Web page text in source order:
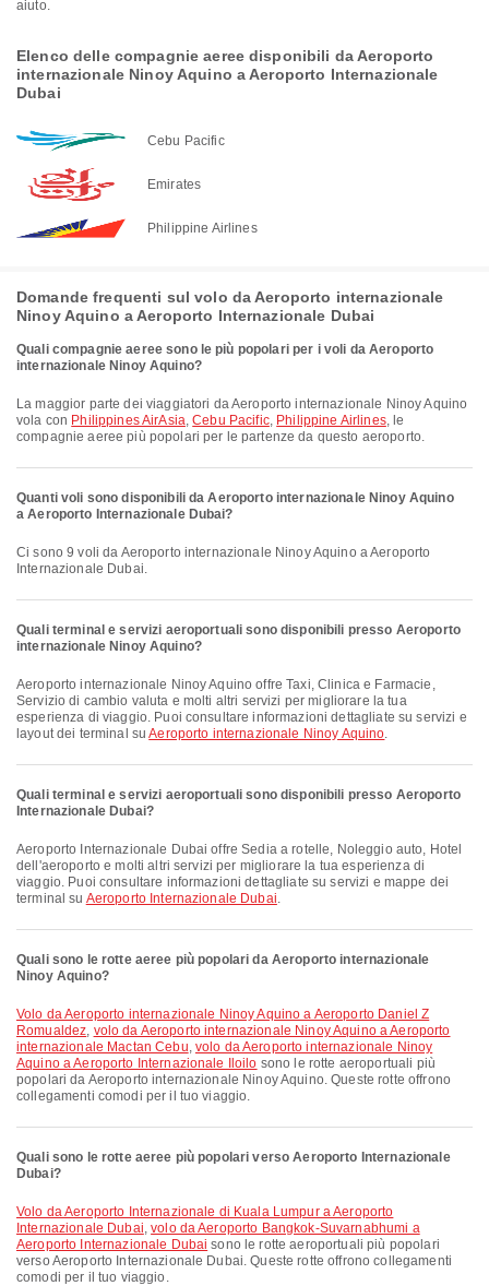
aiuto.
Elenco delle compagnie aeree disponibili da Aeroporto
internazionale Ninoy Aquino a Aeroporto Internazionale
Dubai
Cebu Pacific
Emirates
Philippine Airlines
Domande frequenti sul volo da Aeroporto internazionale
Ninoy Aquino a Aeroporto Internazionale Dubai
Quali compagnie aeree sono le più popolari per i voli da Aeroporto
internazionale Ninoy Aquino?
La maggior parte dei viaggiatori da Aeroporto internazionale Ninoy Aquino
vola con Philippines AirAsia,Cebu Pacific, Philippine Airlines, le
compagnie aeree più popolari per le partenze da questo aeroporto.
Quanti voli sono disponibili da Aeroporto internazionale Ninoy Aquino
a Aeroporto Internazionale Dubai?
Ci sono 9 voli da Aeroporto internazionale Ninoy Aquino a Aeroporto
Internazionale Dubai.
Quali terminal e servizi aeroportuali sono disponibili presso Aeroporto
internazionale Ninoy Aquino?
Aeroporto internazionale Ninoy Aquino offre Taxi, Clinica e Farmacie,
Servizio di cambio valuta e molti altri servizi per migliorare la tua
esperienza di viaggio. Puoi consultare informazioni dettagliate su servizi e
layout dei terminal suAeroporto internazionale Ninoy Aquino.
Quali terminal e servizi aeroportuali sono disponibili presso Aeroporto
Internazionale Dubai?
Aeroporto Internazionale Dubai offre Sedia a rotelle, Noleggio auto, Hotel
dell'aeroporto e molti altri servizi per migliorare la tua esperienza di
viaggio. Puoi consultare informazioni dettagliate su servizi e mappe dei
terminal su Aeroporto Internazionale Dubai.
Quali sono le rotte aeree più popolari da Aeroporto internazionale
Ninoy Aquino?
volo da Aeroporto internazionale Ninoy Aquino a Aeroporto Daniel Z
Romualdez, volo da Aeroporto internazionale Ninoy Aquino a Aeroporto
internazionale Mactan Cebu, volo da Aeroporto internazionale Ninoy
Aquino a Aeroporto Internazionale Iloilo sono le rotte aeroportuali più
popolari da Aeroporto internazionale Ninoy Aquino. Queste rotte offrono
collegamenti comodi per il tuo viaggio.
Quali sono le rotte aeree più popolari verso Aeroporto Internazionale
Dubai?
volo da Aeroporto Internazionale di Kuala Lumpur a Aeroporto
Internazionale Dubai,volo da Aeroporto Bangkok-Suvarnabhumi a
Aeroporto Internazionale Dubai sono le rotte aeroportuali più popolari
verso Aeroporto Internazionale Dubai. Queste rotte offrono collegamenti
comodi per il tuo viaggio.